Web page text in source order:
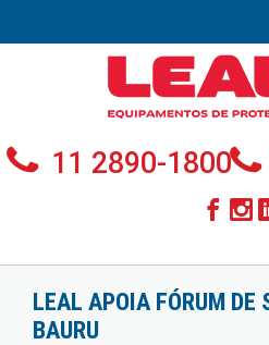
11 2890-1800
LEAL APOIA FÓRUM DE
BAURU